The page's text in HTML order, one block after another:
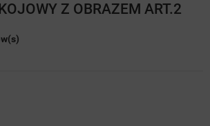
Z OBRAZEM ART.2